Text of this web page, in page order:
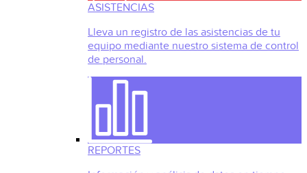
ASISTENCIAS
Lleva un registro de las asistencias de tu
equipo mediante nuestro sistema de control
de personal.
REPORTES